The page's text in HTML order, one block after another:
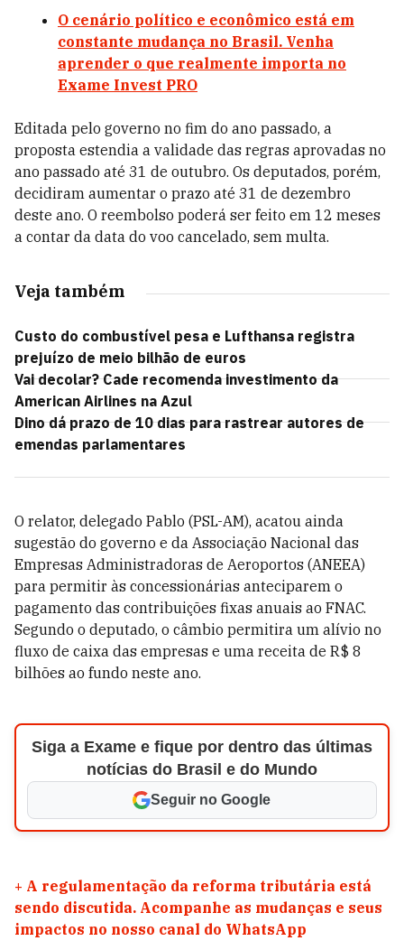
O cenário político e econômico está em
constante mudança no Brasil. Venha
aprender o que realmente importa no
Exame Invest PRO
Editada pelo governo no fim do ano passado, a
proposta estendia a validade das regras aprovadas no
ano passado até 31 de outubro. Os deputados, porém,
decidiram aumentar o prazo até 31 de dezembro
deste ano. O reembolso poderá ser feito em 12 meses
a contar da data do voo cancelado, sem multa.
Veja também
Custo do combustível pesa e Lufthansa registra
prejuízo de meio bilhão de euros
Vai decolar? Cade recomenda investimento da
American Airlines na Azul
Dino dá prazo de 10 dias para rastrear autores de
emendas parlamentares
O relator, delegado Pablo (PSL-AM), acatou ainda
sugestão do governo e da Associação Nacional das
Empresas Administradoras de Aeroportos (ANEEA)
para permitir às concessionárias anteciparem o
pagamento das contribuições fixas anuais ao FNAC.
Segundo o deputado, o câmbio permitira um alívio no
fluxo de caixa das empresas e uma receita de R$ 8
bilhões ao fundo neste ano.
Siga a Exame e fique por dentro das últimas
notícias do Brasil e do Mundo
Seguir no Google
+ A regulamentação da reforma tributária está
sendo discutida. Acompanhe as mudanças e seus
impactos no nosso canal do WhatsApp